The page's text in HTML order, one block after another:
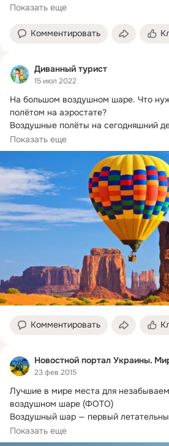
Показать еще
Комментировать
Диванный турист
15 июл 2022
На большом воздушном шаре. Что
полётом на аэростате?
Воздушные полёты на сегодняшний
безопасным...
Показать еще
Комментировать
23 фев 2015
Лучшие в мире места для
воздушном шаре (ФОТО)
Воздушный шар — первый
позволил...
Показать еще